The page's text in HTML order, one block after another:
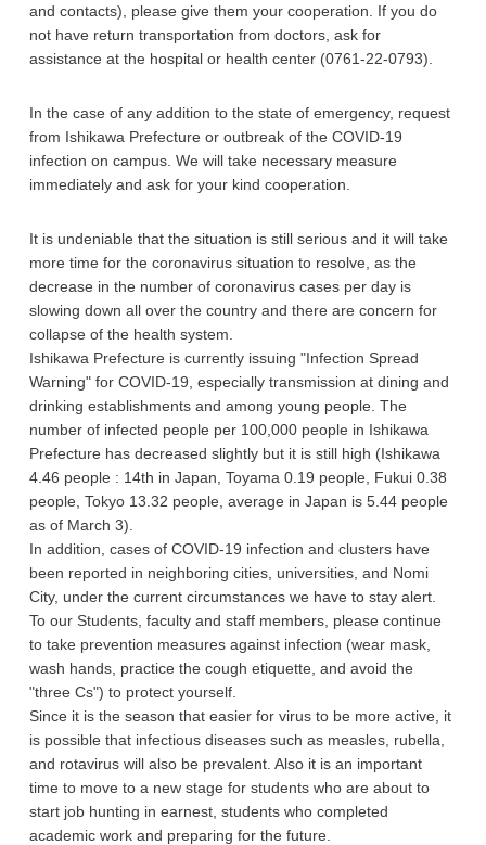
and contacts), please give them your cooperation. If you do
not have return transportation from doctors, ask for
assistance at the hospital or health center (0761-22-0793).
In the case of any addition to the state of emergency, request
from Ishikawa Prefecture or outbreak of the COVID-19
infection on campus. We will take necessary measure
immediately and ask for your kind cooperation.
It is undeniable that the situation is still serious and it will take
more time for the coronavirus situation to resolve, as the
decrease in the number of coronavirus cases per day is
slowing down all over the country and there are concern for
collapse of the health system.
Ishikawa Prefecture is currently issuing "Infection Spread
Warning" for COVID-19, especially transmission at dining and
drinking establishments and among young people. The
number of infected people per 100,000 people in Ishikawa
Prefecture has decreased slightly but it is still high (Ishikawa
4.46 people : 14th in Japan, Toyama 0.19 people, Fukui 0.38
people, Tokyo 13.32 people, average in Japan is 5.44 people
as of March 3).
In addition, cases of COVID-19 infection and clusters have
been reported in neighboring cities, universities, and Nomi
City, under the current circumstances we have to stay alert.
To our Students, faculty and staff members, please continue
to take prevention measures against infection (wear mask,
wash hands, practice the cough etiquette, and avoid the
"three Cs") to protect yourself.
Since it is the season that easier for virus to be more active, it
is possible that infectious diseases such as measles, rubella,
and rotavirus will also be prevalent. Also it is an important
time to move to a new stage for students who are about to
start job hunting in earnest, students who completed
academic work and preparing for the future.